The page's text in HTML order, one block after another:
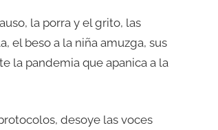
la porra y el grito, las
el beso a la niña amuzga, sus
la pandemia que apanica a la
desoye las voces